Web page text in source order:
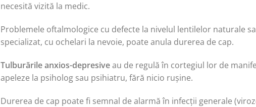
necesită vizită la medic.
Problemele oftalmologice cu defecte la nivelul lentilelor naturale
specializat, cu ochelari la nevoie, poate anula durerea de cap.
Tulburările anxios-depresiveau de regulă în cortegiul lor de
apeleze la psiholog sau psihiatru, fără nicio rușine.
Durerea de cap poate fi semnal de alarmă în infecții generale